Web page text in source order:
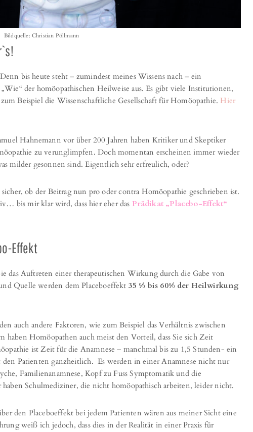
Bildquelle: Christian Pöllmann
bis heute steht – zumindest meines Wissens nach – ein
der homöopathischen Heilweise aus. Es gibt viele Institutionen,
Beispiel die Wissenschaftliche Gesellschaft für Homöopathie. Hier
Hahnemann vor über 200 Jahren haben Kritiker und Skeptiker
zu verunglimpfen. Doch momentan erscheinen immer wieder
milder gesonnen sind. Eigentlich sehr erfreulich, oder?
ob der Beitrag nun pro oder contra Homöopathie geschrieben ist.
bis mir klar wird, dass hier eher das Prädikat „Placebo-Effekt“
Effekt
das Auftreten einer therapeutischen Wirkung durch die Gabe von
Quelle werden dem Placeboeffekt 35 % bis 60% der Heilwirkung
auch andere Faktoren, wie zum Beispiel das Verhältnis zwischen
haben Homöopathen auch meist den Vorteil, dass Sie sich Zeit
ist Zeit für die Anamnese – manchmal bis zu 1,5 Stunden- ein
Patienten ganzheitlich. Es werden in einer Anamnese nicht nur
Familienanamnese, Kopf zu Fuss Symptomatik und die
Schulmediziner, die nicht homöopathisch arbeiten, leider nicht.
den Placeboeffekt bei jedem Patienten wären aus meiner Sicht eine
weiß ich jedoch, dass dies in der Realität in einer Praxis für